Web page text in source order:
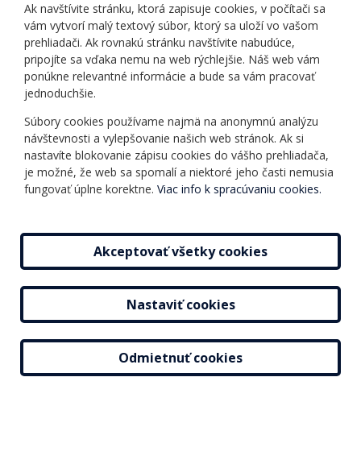
Vnútorný poriadok
Ponuka jazykov
Informácie o kurzoch
Online testy
Ako si vybrať a kúpiť
kurz
Príspevky
Rozvrh hodín
Ochrana osobných
údajov
Všeobecné obchodné
podmienky
2026 © Jazyková škola |Nastavenie cookies
Tvorba web stránokaredakčný systémodAlejTech, spol. s r.o.
Ak navštívite stránku, ktorá zapisuje cookies, v počítači sa
vám vytvorí malý textový súbor, ktorý sa uloží vo vašom
prehliadači. Ak rovnakú stránku navštívite nabudúce,
pripojíte sa vďaka nemu na web rýchlejšie. Náš web vám
ponúkne relevantné informácie a bude sa vám pracovať
jednoduchšie.
Súbory cookies používame najmä na anonymnú analýzu
návštevnosti a vylepšovanie našich web stránok. Ak si
nastavíte blokovanie zápisu cookies do vášho prehliadača,
je možné, že web sa spomalí a niektoré jeho časti nemusia
fungovať úplne korektne. Viac info k spracúvaniu cookies.
Akceptovať všetky cookies
Nastaviť cookies
Odmietnuť cookies